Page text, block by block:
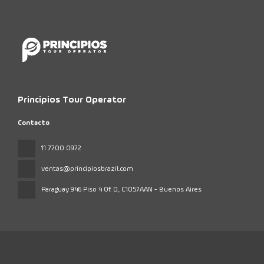
Principios Tour Operator
Contacto
11 7700 0972
ventas@principiosbrazil.com
Paraguay 946 Piso 4 Of. D, C1057AAN - Buenos Aires